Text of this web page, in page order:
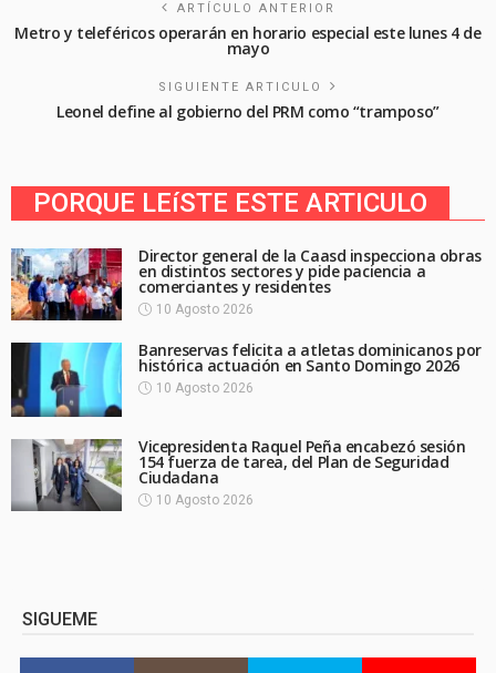
ARTÍCULO ANTERIOR
Metro y teleféricos operarán en horario especial este lunes 4 de
mayo
SIGUIENTE ARTICULO
Leonel define al gobierno del PRM como “tramposo”
PORQUE LEíSTE ESTE ARTICULO
Director general de la Caasd inspecciona obras
en distintos sectores y pide paciencia a
comerciantes y residentes
10 Agosto 2026
Banreservas felicita a atletas dominicanos por
histórica actuación en Santo Domingo 2026
10 Agosto 2026
Vicepresidenta Raquel Peña encabezó sesión
154 fuerza de tarea, del Plan de Seguridad
Ciudadana
10 Agosto 2026
SIGUEME